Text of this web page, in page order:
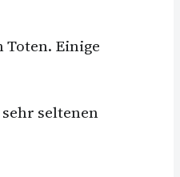
Einige
seltenen